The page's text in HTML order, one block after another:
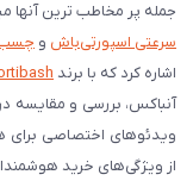
جمله پر مخاطب ترین آنها
سرعتی اسپورتی‌باش و چسب
اشاره کرد که با برند
آنباکس، بررسی‌ و مقایسه
ویدئوهای اختصاصی برای
از ویژگی‌های خرید